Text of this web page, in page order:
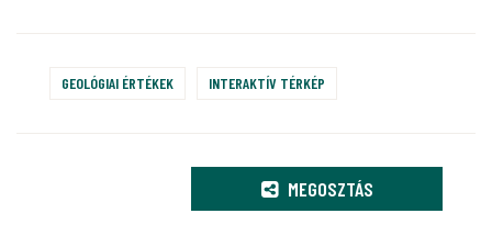
GEOLÓGIAI ÉRTÉKEK INTERAKTÍV TÉRKÉP
MEGOSZTÁS